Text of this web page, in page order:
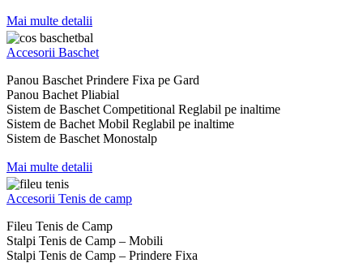
Mai multe detalii
Accesorii Baschet
Panou Baschet Prindere Fixa pe Gard
Panou Bachet Pliabial
Sistem de Baschet Competitional Reglabil pe inaltime
Sistem de Bachet Mobil Reglabil pe inaltime
Sistem de Baschet Monostalp
Mai multe detalii
Accesorii Tenis de camp
Fileu Tenis de Camp
Stalpi Tenis de Camp – Mobili
Stalpi Tenis de Camp – Prindere Fixa